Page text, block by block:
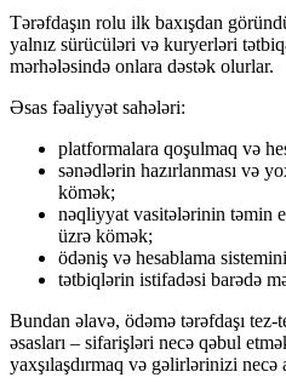
Tərəfdaşın rolu ilk baxışdan
yalnız sürücüləri və kuryerləri
mərhələsində onlara dəstək olurlar.
Əsas fəaliyyət sahələri:
platformalara qoşulmaq və
sənədlərin hazırlanması və
kömək;
nəqliyyat vasitələrinin təmin
üzrə kömək;
ödəniş və hesablama
tətbiqlərin istifadəsi barədə
Bundan əlavə, ödəmə tərəfdaşı
əsasları – sifarişləri necə qəbul
yaxşılaşdırmaq və gəlirlərinizi